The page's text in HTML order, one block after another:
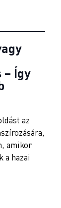
– Így
az
amikor
a hazai